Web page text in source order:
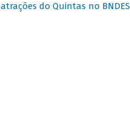
do Quintas no BNDES